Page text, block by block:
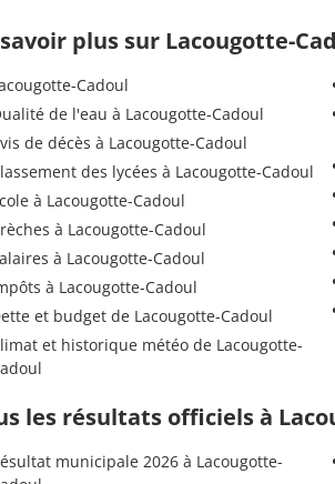
plus sur Lacougotte-
Cadoul
de l'eau à Lacougotte-Cadoul
de décès à Lacougotte-Cadoul
des lycées à Lacougotte-Cadoul
à Lacougotte-Cadoul
à Lacougotte-Cadoul
à Lacougotte-Cadoul
à Lacougotte-Cadoul
et budget de Lacougotte-Cadoul
et historique météo de Lacougotte-
les résultats officiels à
municipale 2026 à Lacougotte-